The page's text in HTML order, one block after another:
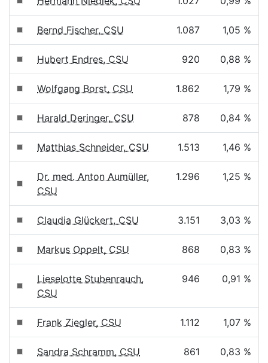
Bernd Fischer, CSU 1.087 1,05 %
Hubert Endres, CSU 920 0,88 %
Wolfgang Borst, CSU 1.862 1,79 %
Harald Deringer, CSU 878 0,84 %
Matthias Schneider, CSU 1.513 1,46 %
Dr. med. Anton Aumüller,
CSU
1.296 1,25 %
Claudia Glückert, CSU 3.151 3,03 %
Markus Oppelt, CSU 868 0,83 %
Lieselotte Stubenrauch,
CSU
946 0,91 %
Frank Ziegler, CSU 1.112 1,07 %
Sandra Schramm, CSU 861 0,83 %